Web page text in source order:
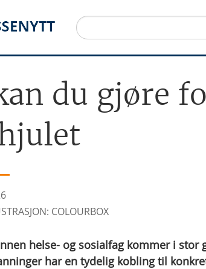
du gjøre
COLOURBOX
helse- og sosialfag kommer i stor
har en tydelig kobling til